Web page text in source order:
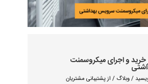
خرید و اجرای میکروسمنت
/وبلاگ / ازپشتیبانی مشتریان